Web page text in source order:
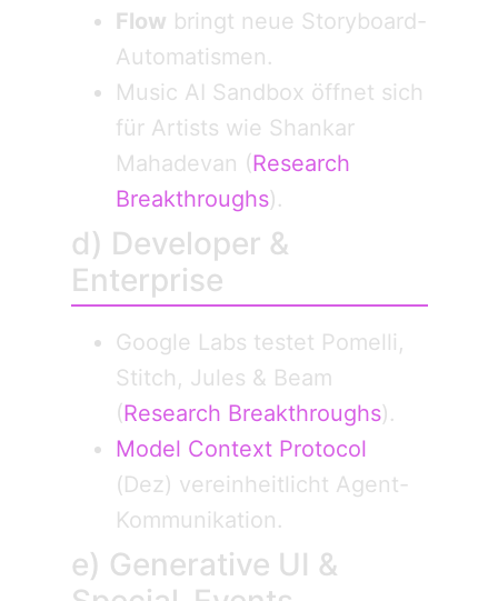
Flow bringt neue Storyboard-
Automatismen.
Music AI Sandbox öffnet sich
für Artists wie Shankar
Mahadevan (Research
Breakthroughs).
d) Developer &
Enterprise
Google Labs testet Pomelli,
Stitch, Jules & Beam
(Research Breakthroughs).
Model Context Protocol
(Dez) vereinheitlicht Agent-
Kommunikation.
e) Generative UI &